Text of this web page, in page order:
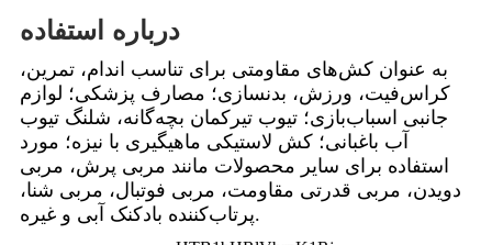
درباره استفاده
به عنوان کش‌های مقاومتی برای تناسب اندام، تمرین،
کراس‌فیت، ورزش، بدنسازی؛ مصارف پزشکی؛ لوازم
جانبی اسباب‌بازی؛ تیوب تیرکمان بچه‌گانه، شلنگ تیوب
آب باغبانی؛ کش لاستیکی ماهیگیری با نیزه؛ مورد
استفاده برای سایر محصولات مانند مربی پرش، مربی
دویدن، مربی قدرتی مقاومت، مربی فوتبال، مربی شنا،
پرتاب‌کننده بادکنک آبی و غیره.